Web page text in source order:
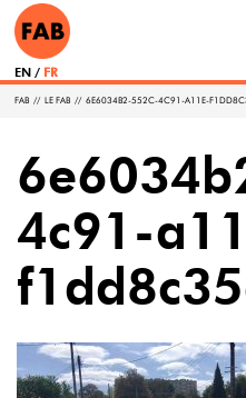
EN FR
FAB // LE FAB // 6E6034B2-552C-4C91-A11E-
4c91-